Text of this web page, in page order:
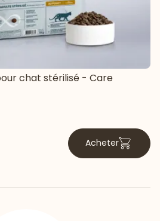
chat stérilisé - Care
Acheter